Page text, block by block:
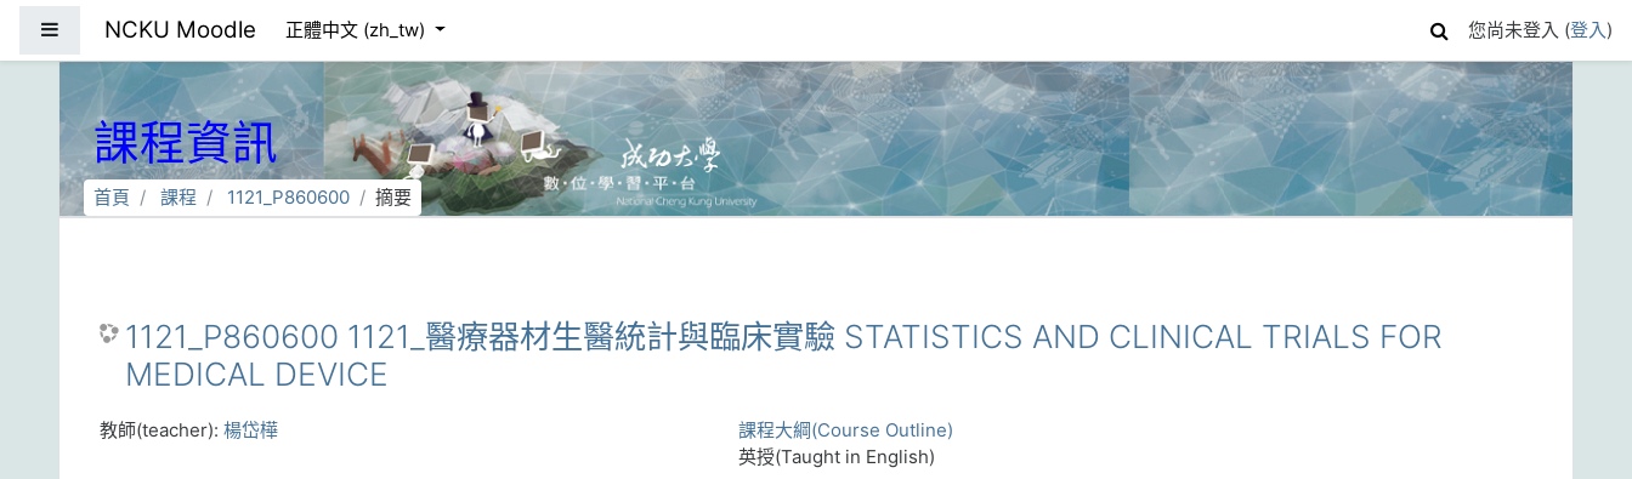
NCKU Moodle 正體中文 ‎(zh_tw)‎ 您尚未登入 (登入)
課程資訊
首頁 課程 1121_P860600 摘要
1121_P860600 1121_醫療器材生醫統計與臨床實驗 STATISTICS AND CLINICAL TRIALS FOR
MEDICAL DEVICE
課程大綱(Course Outline)
英授(Taught in English)
教師(teacher): 楊岱樺